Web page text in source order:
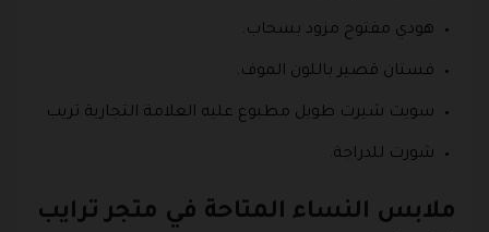
هودي مفتوح مزود بسحاب.
فستان قصير باللون الموف.
سويت شيرت طويل مطبوع عليه العلامة التجارية تريب
شورت للدراجة.
ملابس النساء المتاحة في متجر ترايب